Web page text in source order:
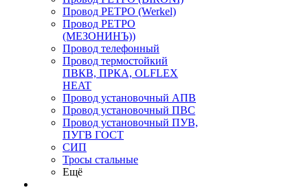
Провод РЕТРО (Werkel)
Провод РЕТРО
(МЕЗОНИНЪ))
Провод телефонный
Провод термостойкий
ПВКВ, ПРКА, OLFLEX
HEAT
Провод установочный АПВ
Провод установочный ПВС
Провод установочный ПУВ,
ПУГВ ГОСТ
СИП
Тросы стальные
Ещё